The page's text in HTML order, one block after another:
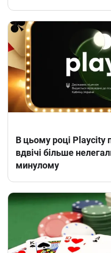
В цьому році Playcity
вдвічі більше
минулому